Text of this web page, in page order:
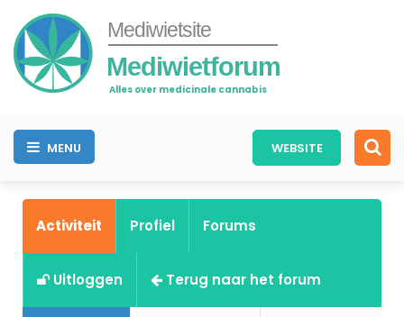
Mediwietsite
Mediwietforum
Alles over medicinale cannabis
MENU WEBSITE
Activiteit Profiel Forums
Uitloggen Terug naar het forum